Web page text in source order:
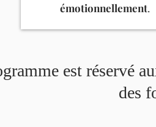
émotionnellement.
est réservé
des